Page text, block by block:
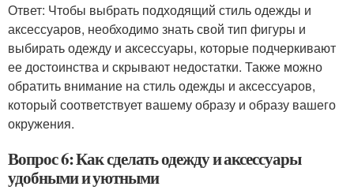
Ответ: Чтобы выбрать подходящий стиль одежды и
аксессуаров, необходимо знать свой тип фигуры и
выбирать одежду и аксессуары, которые подчеркивают
ее достоинства и скрывают недостатки. Также можно
обратить внимание на стиль одежды и аксессуаров,
который соответствует вашему образу и образу вашего
окружения.
Вопрос 6: Как сделать одежду и аксессуары
удобными и уютными